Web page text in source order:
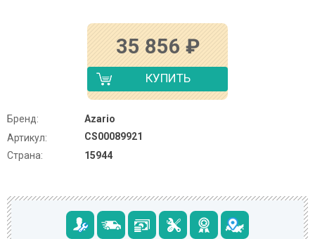
35 856 ₽
КУПИТЬ
Бренд:
Azario
Артикул:
CS00089921
Страна:
15944